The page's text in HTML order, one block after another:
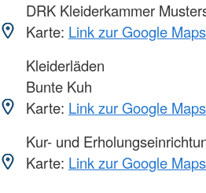
DRK Kleiderkammer
Karte: Link zur Google
Kleiderläden
Bunte Kuh
Karte: Link zur Google
Kur- und
Karte: Link zur Google